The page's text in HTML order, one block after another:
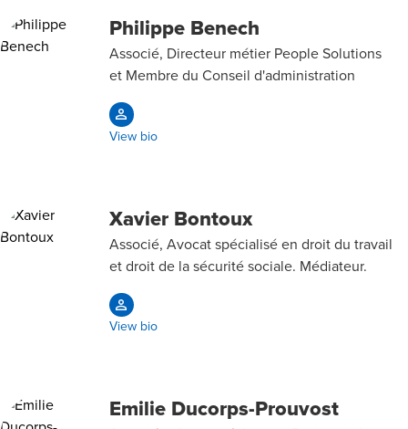
Philippe Benech
Associé, Directeur métier People Solutions
et Membre du Conseil d'administration
View bio
Xavier Bontoux
Associé, Avocat spécialisé en droit du travail
et droit de la sécurité sociale. Médiateur.
View bio
Emilie Ducorps-Prouvost